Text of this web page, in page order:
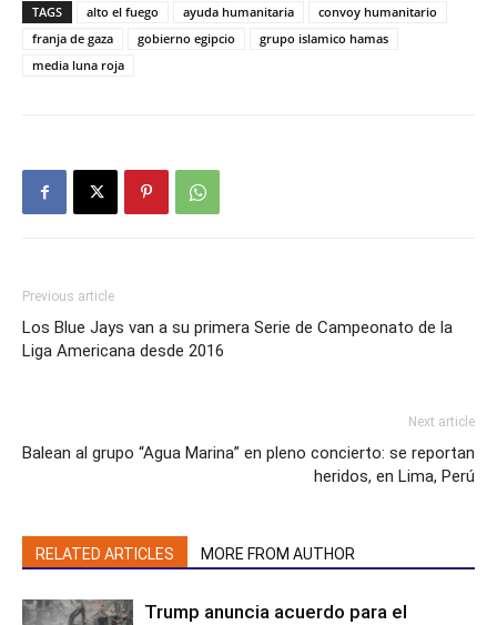
TAGS alto el fuego ayuda humanitaria
convoy humanitario
franja de gaza
gobierno egipcio
grupo islamico hamas
media luna roja
Previous article
Los Blue Jays van a su primera Serie de Campeonato de la
Liga Americana desde 2016
Next article
Balean al grupo “Agua Marina” en pleno concierto: se reportan
heridos, en Lima, Perú
RELATED ARTICLES MORE FROM AUTHOR
Trump anuncia acuerdo para el